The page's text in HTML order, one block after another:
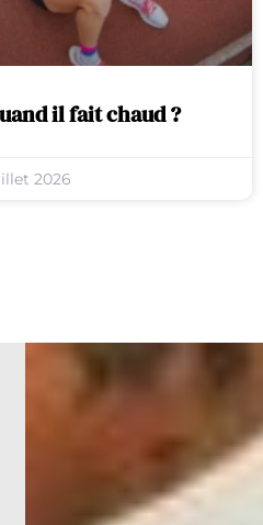
il fait chaud ?
2026